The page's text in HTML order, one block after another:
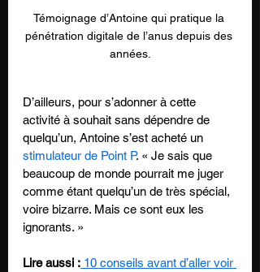
Témoignage d’Antoine qui pratique la
pénétration digitale de l’anus depuis des
années.
D’ailleurs, pour s’adonner à cette
activité à souhait sans dépendre de
quelqu’un, Antoine s’est acheté un
stimulateur de Point P. « Je sais que
beaucoup de monde pourrait me juger
comme étant quelqu’un de très spécial,
voire bizarre. Mais ce sont eux les
ignorants. »
Lire aussi : 10 conseils avant d’aller voir